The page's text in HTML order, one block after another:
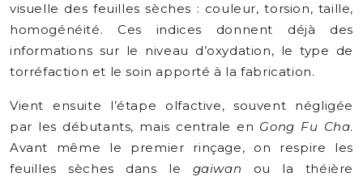
visuelle des feuilles sèches : couleur, torsion, taille,
homogénéité. Ces indices donnent déjà des
informations sur le niveau d’oxydation, le type de
torréfaction et le soin apporté à la fabrication.
Vient ensuite l’étape olfactive, souvent négligée
par les débutants, mais centrale en Gong Fu Cha.
Avant même le premier rinçage, on respire les
feuilles sèches dans le gaiwan ou la théière